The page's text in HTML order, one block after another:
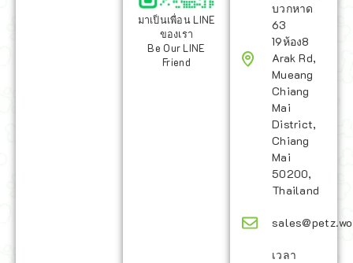
มาเป็นเพื่อน LINE
ของเรา
Be Our LINE
Friend
บวกหาด
63
19ห้อง8
Arak Rd,
Mueang
Chiang
Mai
District,
Chiang
Mai
50200,
Thailand
เวลา